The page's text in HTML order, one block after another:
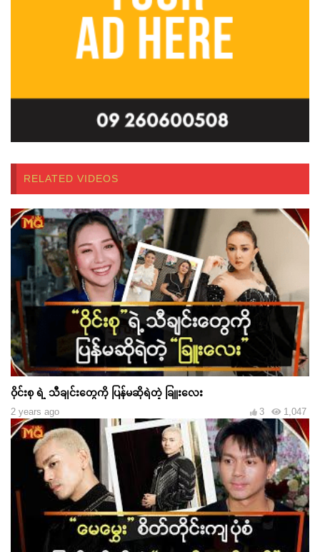
RELATED VIDEOS
ဝိုင်းစု ရဲ့ သီချင်းတွေကို ပြန်မဆိုရဲတဲ့ ခြူးလေး
2 years ago 1,047
3